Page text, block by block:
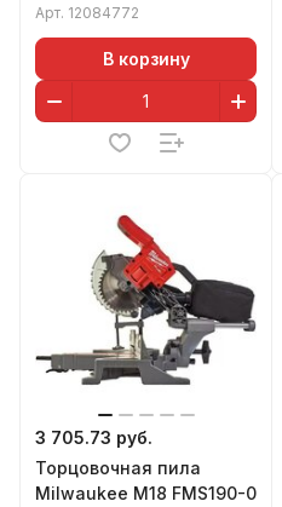
Арт. 12084772
В корзину
3 705.73 руб.
Торцовочная пила
Milwaukee M18 FMS190-0